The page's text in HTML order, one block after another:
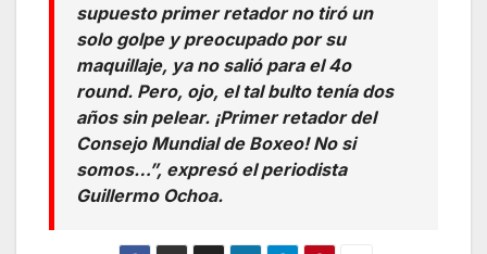
supuesto primer retador no tiró un
solo golpe y preocupado por su
maquillaje, ya no salió para el 4o
round. Pero, ojo, el tal bulto tenía dos
años sin pelear. ¡Primer retador del
Consejo Mundial de Boxeo! No si
somos…”, expresó el periodista
Guillermo Ochoa.